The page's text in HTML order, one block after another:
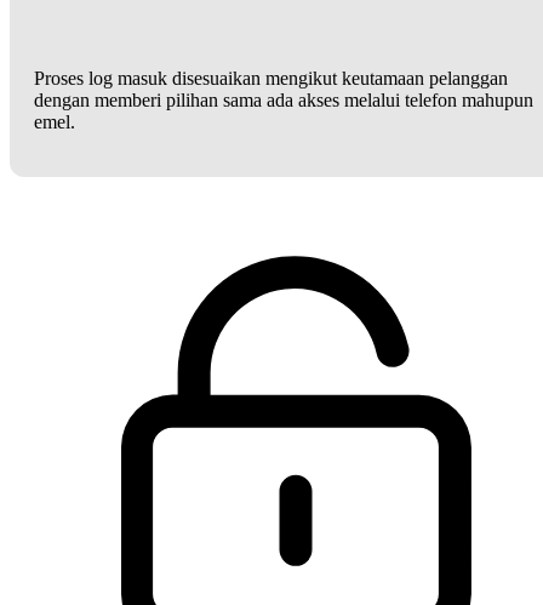
Proses log masuk disesuaikan mengikut keutamaan pelanggan
dengan memberi pilihan sama ada akses melalui telefon mahupun
emel.